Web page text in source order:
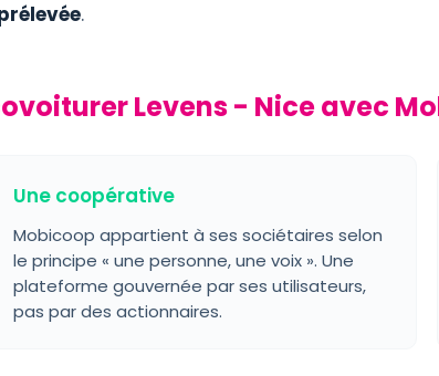
.
Levens - Nice avec
Une coopérative
Mobicoop appartient à ses sociétaires selon
le principe « une personne, une voix ». Une
plateforme gouvernée par ses utilisateurs,
pas par des actionnaires.